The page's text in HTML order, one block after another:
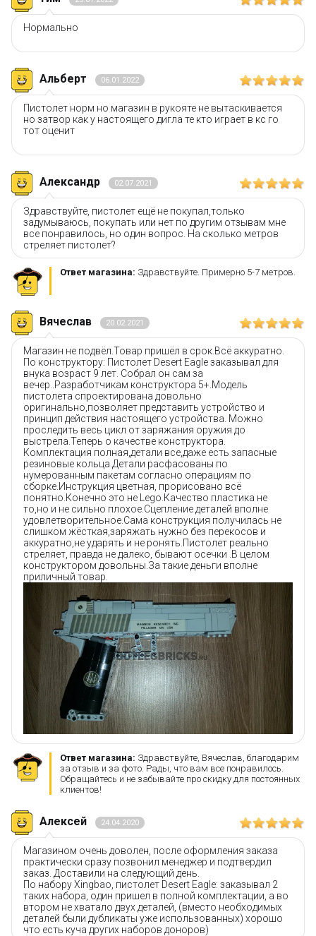
Бесплатная доставка от 3000 рублей;
Оплата при получении и никаких скрытых платежей;
Дополнительная скидка 10% для постоянных
покупателей;
Новые акции и конкурсы каждый месяц;
Качественные конструкторы и другие игрушки по
Остались вопросы? Посмотрите раздел:
Вопрос–ответ
Нормально
Альберт 06.01.2022
Пистолет норм но магазин в рукояте не вытаскивается
но затвор как у настоящего дигла те кто играет в кс го
тот оценит
Александр 02.07.2021
Здравствуйте, пистолет ещё не покупал,только
задумываюсь, покупать или нет по другим отзывам мне
все понравилось, но один вопрос. На сколько метров
стреляет пистолет?
Ответ магазина: Здравствуйте. Примерно 5-7 метров.
Вячеслав 20.02.2021
Магазин не подвёл.Товар пришёл в срок.Всё аккуратно.
По конструктору: Пистолет Desert Eagle заказывал для
внука возраст 9 лет. Собрал он сам за
вечер..Разработчикам конструктора 5+.Модель
пистолета спроектирована довольно
оригинально,позволяет представить устройство и
принцип действия настоящего устройства. Можно
проследить весь цикл от заряжания оружия до
выстрела.Теперь о качестве конструктора.
Комплектация полная,детали все,даже есть запасные
резиновые кольца.Детали расфасованы по
нумерованным пакетам согласно операциям по
сборке.Инструкция цветная, прорисовано всё
понятно.Конечно это не Lego.Качество пластика не
то,но и не сильно плохое.Сцепление деталей вполне
удовлетворительное.Сама конструкция получилась не
слишком жёсткая,заряжать нужно без перекосов и
аккуратно,не ударять и не ронять.Пистолет реально
стреляет, правда не далеко, бывают осечки .В целом
конструктором довольны.За такие деньги вполне
приличный товар.
Ответ магазина: Здравствуйте, Вячеслав, благодарим
за отзыв и за фото. Рады, что вам все понравилось.
Обращайтесь и не забывайте про скидку для постоянных
клиентов!
Алексей 24.04.2020
Магазином очень доволен, после оформления заказа
практически сразу позвонил менеджер и подтвердил
заказ. Доставили на следующий день.
По набору Xingbao, пистолет Desert Eagle: заказывал 2
таких набора, один пришел в полной комплектации, а во
втором не хватало двух деталей, (вместо необходимых
деталей были дубликаты уже использованных) хорошо
что есть куча других наборов доноров)